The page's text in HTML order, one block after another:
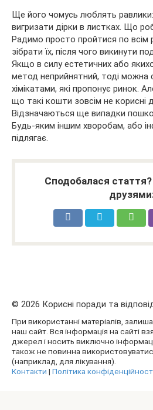
Ще його чомусь люблять
вигризати дірки в листках. Що
Радимо просто пройтися по всім
зібрати їх, після чого викинути
Якщо в силу естетичних або
метод неприйнятний, тоді можна
хімікатами, які пропонує ринок.
що такі кошти зовсім не корисні
Відзначаються ще випадки
Будь-яким іншим хворобам, або
підлягає.
Сподобалася
© 2026 Корисні поради та
При використанні матеріалів,
наш сайт. Вся інформація на сайті
джерел і носить виключно
також не повинна
(наприклад, для лікування).
Контакти | Політика